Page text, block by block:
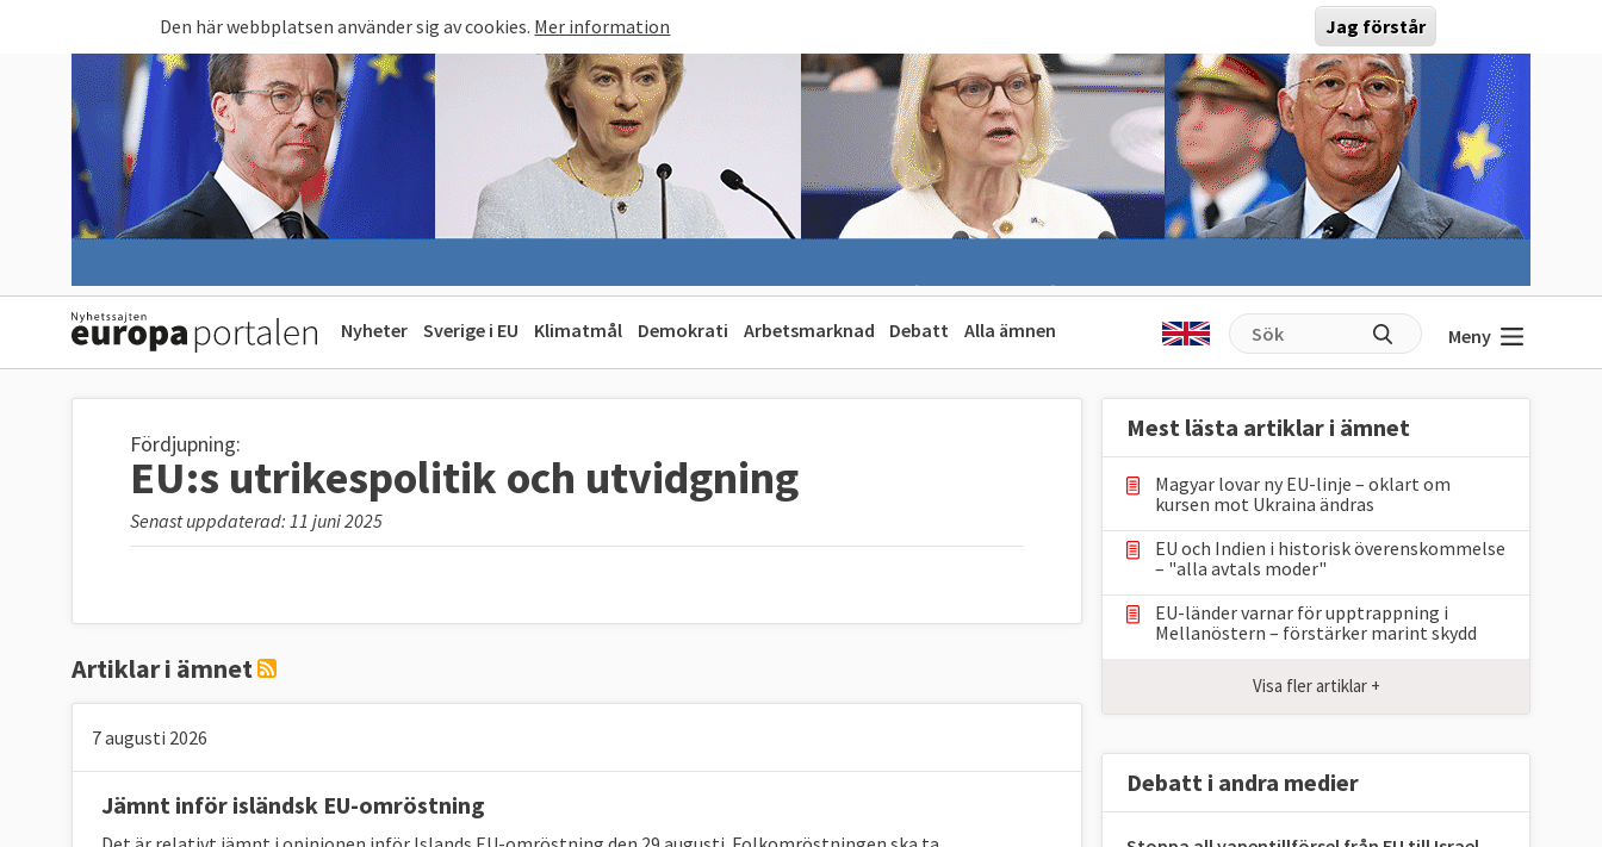
Den här webbplatsen använder sig av cookies. Mer information Jag förstår
Nyheter Sverige i EU Klimatmål Demokrati Arbetsmarknad Debatt Alla ämnen Meny
Fördjupning:
EU:s utrikespolitik och utvidgning
Senast uppdaterad: 11 juni 2025
Artiklar i ämnet
7 augusti 2026
Jämnt inför isländsk EU-omröstning
Mest lästa artiklar i ämnet
Magyar lovar ny EU-linje – oklart om
kursen mot Ukraina ändras
EU och Indien i historisk överenskommelse
– "alla avtals moder"
EU-länder varnar för upptrappning i
Mellanöstern – förstärker marint skydd
Visa fler artiklar +
Debatt i andra medier